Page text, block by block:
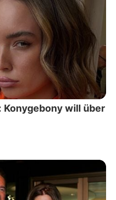
Konygebony will über